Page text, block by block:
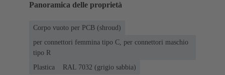
Panoramica delle proprietà
Corpo vuoto per PCB (shroud)
per connettori femmina tipo C, per connettori maschio
tipo R
Plastica
RAL 7032 (grigio sabbia)